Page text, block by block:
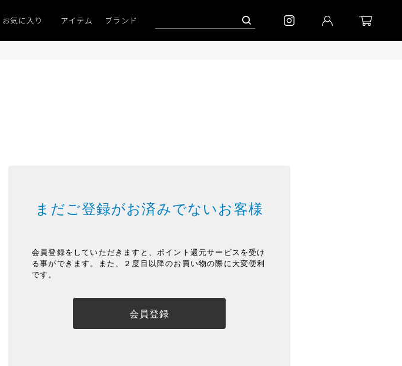
お気に入り アイテム ブランド
まだご登録がお済みでないお客様
会員登録をしていただきますと、ポイント還元サービスを受け
る事ができます。また、２度目以降のお買い物の際に大変便利
です。
会員登録